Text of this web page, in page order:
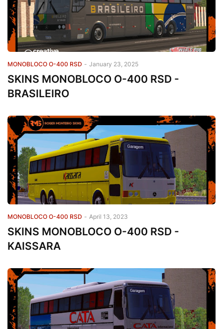
MONOBLOCO O-400 RSD - January 23, 2025
SKINS MONOBLOCO O-400 RSD -
BRASILEIRO
MONOBLOCO O-400 RSD - April 13, 2023
SKINS MONOBLOCO O-400 RSD -
KAISSARA